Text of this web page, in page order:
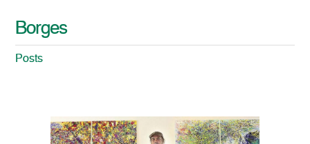
Borges
Posts